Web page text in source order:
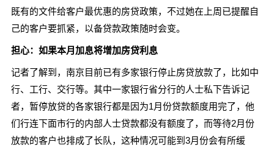
既有的文件给客户最优惠的房贷政策，不过她在上周已提醒自
己的客户要抓紧，以备贷款政策随时会变。
担心：如果本月加息将增加房贷利息
记者了解到，南京目前已有多家银行停止房贷放款了，比如中
行、工行、交行等。其中一家银行省分行的人士私下告诉记
者，暂停放贷的各家银行都是因为1月份贷款额度用完了，他
们行连下面市行的内部人士贷款都没有额度了，而等待2月份
放款的客户也排成了长队，这种情况可能到3月份会有所缓